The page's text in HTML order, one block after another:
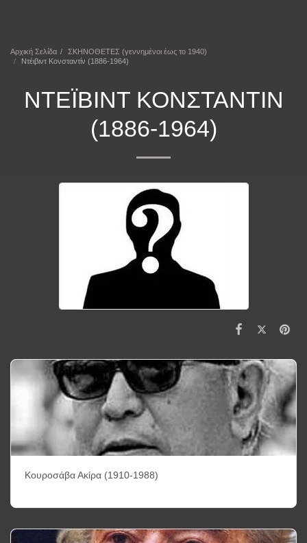
Αρχική Σελίδα
ΣΚΗΝΟΘΕΤΕΣ (γεννημένοι έως το 1940)
Ντέιβιντ Κονσταντίν (1886-1964)
ΝΤΈΙΒΙΝΤ ΚΟΝΣΤΑΝΤΊΝ
(1886-1964)
Κουροσάβα Ακίρα (1910-1988)